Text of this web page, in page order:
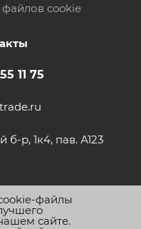
cookie
11 75
б-р, 1к4, пав. А123
файлы
сайте.